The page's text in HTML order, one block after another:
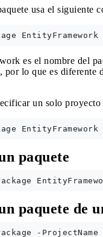
usa el siguiente
es el nombre del
por lo que es diferente
un solo
paquete
paquete de